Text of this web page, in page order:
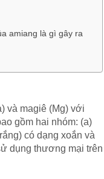
amiang là gì gây ra
và magiê (Mg) với
gồm hai nhóm: (a)
có dạng xoắn và
dụng thương mại trên